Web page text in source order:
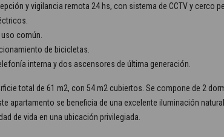
y vigilancia remota 24 hs, con sistema de CCTV y cerco
común.
de bicicletas.
interna y dos ascensores de última generación.
total de 61 m2, con 54 m2 cubiertos. Se compone de 2
apartamento se beneficia de una excelente iluminación
de vida en una ubicación privilegiada.